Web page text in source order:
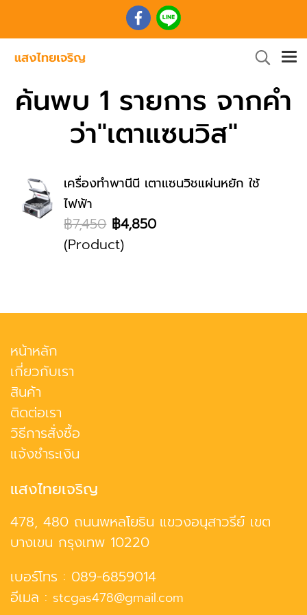
ค้นพบ 1 รายการ จากคำ
ว่า"เตาแซนวิส"
เครื่องทำพานีนี เตาแซนวิชแผ่นหยัก ใช้
ไฟฟ้า
฿7,450 ฿4,850
(Product)
หน้าหลัก
เกี่ยวกับเรา
สินค้า
ติดต่อเรา
วิธีการสั่งซื้อ
แจ้งชำระเงิน
แสงไทยเจริญ
478, 480 ถนนพหลโยธิน แขวงอนุสาวรีย์ เขต
บางเขน กรุงเทพ 10220
เบอร์โทร : 089-6859014
อีเมล : stcgas478@gmail.com